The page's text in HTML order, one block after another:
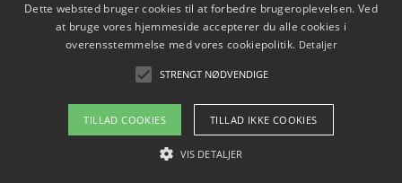
Sådan vælger du de bedste vandrerygsække til
vandreture i Danmark
Copyright 2026 - Pilanto Aps
Om / kontakt
Dette websted bruger cookies til at forbedre brugeroplevelsen. Ved
at bruge vores hjemmeside accepterer du alle cookies i
overensstemmelse med vores cookiepolitik. Detaljer
STRENGT NØDVENDIGE
TILLAD COOKIES TILLAD IKKE COOKIES
VIS DETALJER